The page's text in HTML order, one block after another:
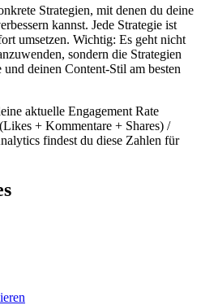
Strategien, mit denen du deine
kannst. Jede Strategie ist
umsetzen. Wichtig: Es geht nicht
sondern die Strategien
deinen Content-Stil am besten
aktuelle Engagement Rate
+ Kommentare + Shares) /
findest du diese Zahlen für